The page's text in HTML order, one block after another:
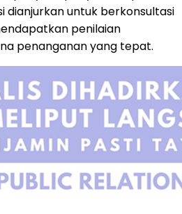
dianjurkan untuk berkonsultasi
penilaian
penanganan yang tepat.